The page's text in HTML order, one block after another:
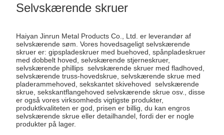
Selvskærende skruer
Haiyan Jinrun Metal Products Co., Ltd. er leverandør af
selvskærende søm. Vores hovedsageligt selvskærende
skruer er: gipspladeskruer med buehoved, spånpladeskruer
med dobbelt hoved, selvskærende stjerneskruer,
selvskærende phillips selvskærende skruer med fladhoved,
selvskærende truss-hovedskrue, selvskærende skrue med
pladerammehoved, sekskantet skivehoved selvskærende
skrue, sekskantflangehoved selvskærende skrue osv., disse
er også vores virksomheds vigtigste produkter,
produktkvaliteten er god, prisen er billig, du kan engros
selvskærende skrue eller detailhandel, fordi der er nogle
produkter på lager.